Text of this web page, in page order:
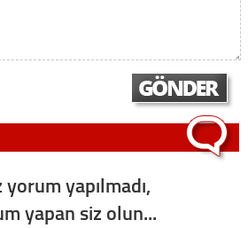
yapılmadı,
yapan siz olun...